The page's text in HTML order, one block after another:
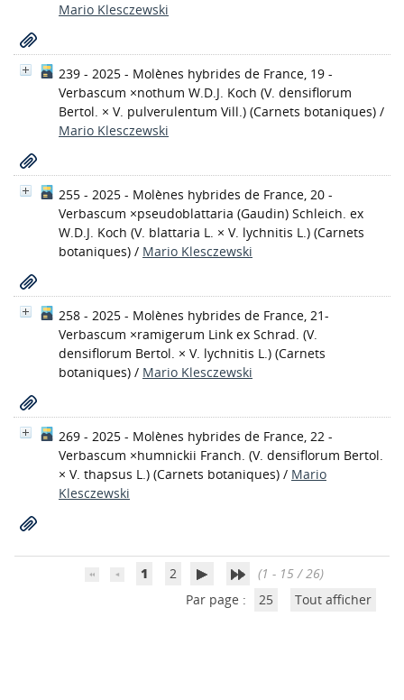
Mario Klesczewski
239 - 2025 - Molènes hybrides de France, 19 -
Verbascum ×nothum W.D.J. Koch (V. densiflorum
Bertol. × V. pulverulentum Vill.) (Carnets botaniques) /
Mario Klesczewski
255 - 2025 - Molènes hybrides de France, 20 -
Verbascum ×pseudoblattaria (Gaudin) Schleich. ex
W.D.J. Koch (V. blattaria L. × V. lychnitis L.) (Carnets
botaniques) / Mario Klesczewski
258 - 2025 - Molènes hybrides de France, 21-
Verbascum ×ramigerum Link ex Schrad. (V.
densiflorum Bertol. × V. lychnitis L.) (Carnets
botaniques) / Mario Klesczewski
269 - 2025 - Molènes hybrides de France, 22 -
Verbascum ×humnickii Franch. (V. densiflorum Bertol.
× V. thapsus L.) (Carnets botaniques) / Mario
Klesczewski
1 2
(1 - 15 / 26)
Par page :
25 Tout afficher